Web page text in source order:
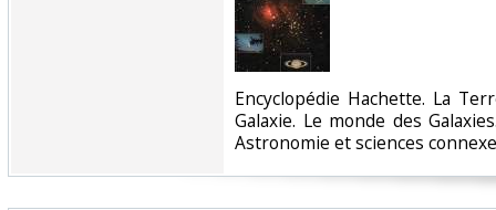
‎Encyclopédie Hachette. La
Galaxie. Le monde des
Astronomie et sciences